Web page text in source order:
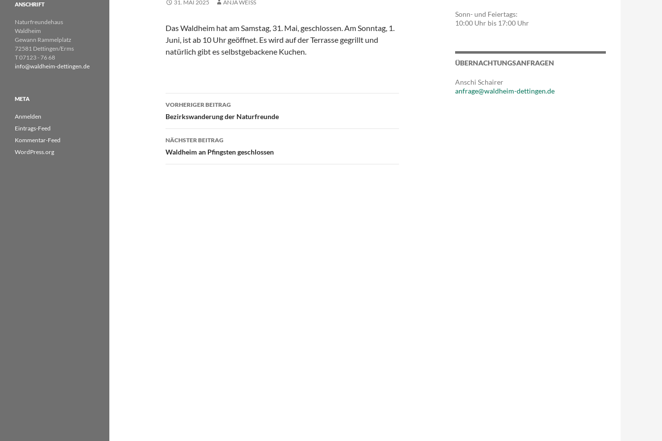
31. MAI 2025 ANJA WEISS
Das Waldheim hat am Samstag, 31. Mai, geschlossen. Am Sonntag, 1.
Juni, ist ab 10 Uhr geöffnet. Es wird auf der Terrasse gegrillt und
natürlich gibt es selbstgebackene Kuchen.
Beitragsnavigation
VORHERIGER BEITRAG
Bezirkswanderung der Naturfreunde
NÄCHSTER BEITRAG
Waldheim an Pfingsten geschlossen
Sonn- und Feiertags:
10:00 Uhr bis 17:00 Uhr
ÜBERNACHTUNGSANFRAGEN
Anschi Schairer
anfrage@waldheim-dettingen.de
ANSCHRIFT
Naturfreundehaus
Waldheim
Gewann Rammelplatz
72581 Dettingen/Erms
T 07123 - 76 68
info@waldheim-dettingen.de
META
Anmelden
Eintrags-Feed
Kommentar-Feed
WordPress.org